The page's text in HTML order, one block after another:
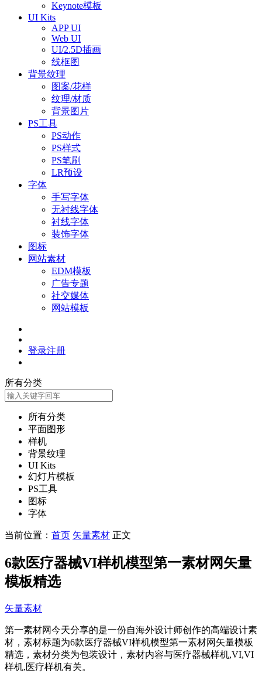
Keynote模板
UI Kits
APP UI
Web UI
UI/2.5D插画
线框图
背景纹理
图案/花样
纹理/材质
背景图片
PS工具
PS动作
PS样式
PS笔刷
LR预设
字体
手写字体
无衬线字体
衬线字体
装饰字体
图标
网站素材
EDM模板
广告专题
社交媒体
网站模板
登录注册
所有分类
所有分类
平面图形
样机
背景纹理
UI Kits
幻灯片模板
PS工具
图标
字体
当前位置： 首页 矢量素材 正文
6款医疗器械VI样机模型第一素材网矢量
模板精选
矢量素材
第一素材网今天分享的是一份自海外设计师创作的高端设计素
材，素材标题为6款医疗器械VI样机模型第一素材网矢量模板
精选，素材分类为包装设计，素材内容与医疗器械样机,VI,VI
样机,医疗样机有关。